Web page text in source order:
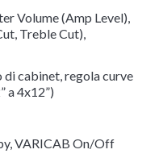
Volume (Amp Level),
Treble Cut),
cabinet, regola curve
a 4x12”)
VARICAB On/Off